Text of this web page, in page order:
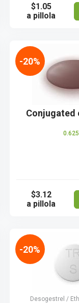
$1.05
a pillola
Conjugated
$3.12
a pillola
-20%
Desogestrel /
-20%